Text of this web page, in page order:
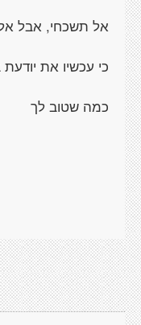
אל תשכחי, אבל
כי עכשיו את
כמה שטוב לך